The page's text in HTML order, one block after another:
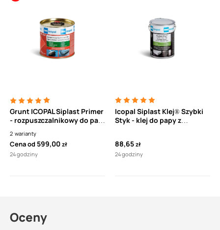
Grunt ICOPAL Siplast Primer
- rozpuszczalnikowy do pap
termozgrzewalnych
2 warianty
Cena od 599,00zł
24 godziny
Icopal Siplast Klej® Szybki
Styk - klej do papy z
88,65zł
24 godziny
Oceny